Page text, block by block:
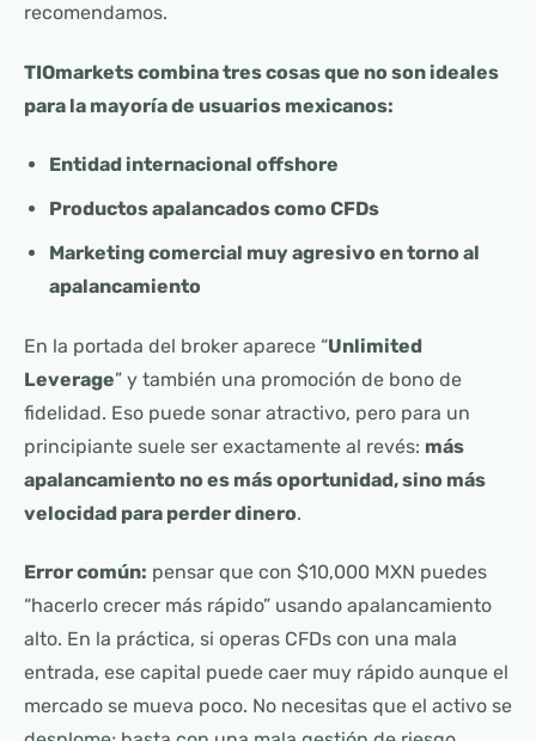
recomendamos.
TIOmarkets combina tres cosas que no son ideales
para la mayoría de usuarios mexicanos:
Entidad internacional offshore
Productos apalancados como CFDs
Marketing comercial muy agresivo en torno al
apalancamiento
En la portada del broker aparece “Unlimited
Leverage” y también una promoción de bono de
fidelidad. Eso puede sonar atractivo, pero para un
principiante suele ser exactamente al revés: más
apalancamiento no es más oportunidad, sino más
velocidad para perder dinero.
Error común: pensar que con $10,000 MXN puedes
“hacerlo crecer más rápido” usando apalancamiento
alto. En la práctica, si operas CFDs con una mala
entrada, ese capital puede caer muy rápido aunque el
mercado se mueva poco. No necesitas que el activo se